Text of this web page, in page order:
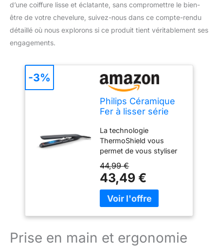
d’une coiffure lisse et éclatante, sans compromettre le bien-
être de votre chevelure, suivez-nous dans ce compte-rendu
détaillé où nous explorons si ce produit tient véritablement ses
engagements.
Philips Céramique
Fer à lisser série
technologie
ThermoShield,
Rose [modèle
BHS510/00] 37.1 x
12.1 x 6.4 cm
La technologie
ThermoShield vous
permet de vous styliser
les cheveux en les
abîmant moins. Son
puissant capteur
thermique régule la
température pour un
élégants à chaque fois.
Le lisseur Philips série
44,99 €
43,49 €
-3%
Prise en main et ergonomie